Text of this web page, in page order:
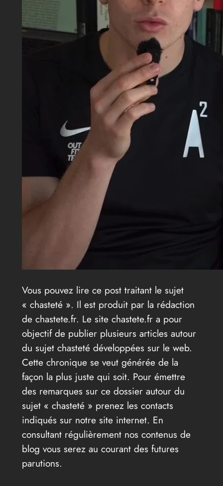
Vous pouvez lire ce post traitant le sujet
« chasteté ». Il est produit par la rédaction
de chastete.fr. Le site chastete.fr a pour
objectif de publier plusieurs articles autour
du sujet chasteté développées sur le web.
Cette chronique se veut générée de la
façon la plus juste qui soit. Pour émettre
des remarques sur ce dossier autour du
sujet « chasteté » prenez les contacts
indiqués sur notre site internet. En
consultant régulièrement nos contenus de
blog vous serez au courant des futures
parutions.